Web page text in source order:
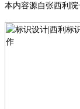
本内容源自张西利